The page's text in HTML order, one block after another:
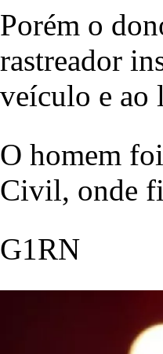
Porém o
rastreador
veículo e ao
O homem
Civil, onde
G1RN